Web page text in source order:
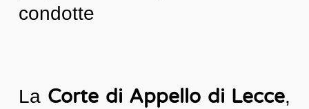
condotte
La Corte di Appello di Lecce,